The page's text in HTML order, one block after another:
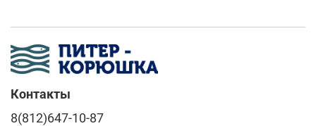
Контакты
8(812)647-10-87